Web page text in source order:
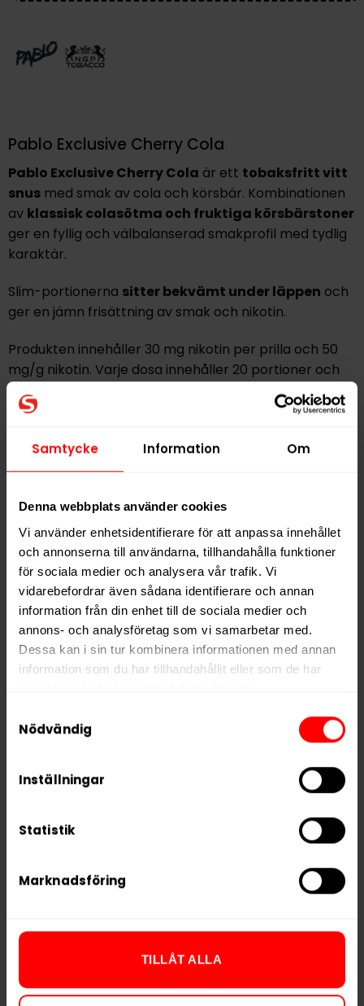
Samtycke Information Om
Denna webbplats använder cookies
Vi använder enhetsidentifierare för att anpassa innehållet
och annonserna till användarna, tillhandahålla funktioner
för sociala medier och analysera vår trafik. Vi
vidarebefordrar även sådana identifierare och annan
information från din enhet till de sociala medier och
annons- och analysföretag som vi samarbetar med.
Dessa kan i sin tur kombinera informationen med annan
information som du har tillhandahållit eller som de har
We work with
who may receive and
Nödvändig
Inställningar
Statistik
Marknadsföring
TILLÅT ALLA
Pablo Exclusive Cherry Cola
Pablo Exclusive Cherry Cola är ett tobaksfritt vitt
snusmed smak av cola och körsbär. Kombinationen
av klassisk colasötma och fruktiga körsbärstoner
ger en fyllig och välbalanserad smakprofil med tydlig
karaktär.
Slim-portionerna sitter bekvämt under läppen och
ger en jämn frisättning av smak och nikotin.
Produkten innehåller 30 mg nikotin per prilla och 50
mg/g nikotin. Varje dosa innehåller 20 portioner och
klassificeras som
Hitta alla produkter från
Pablo
Alla produkter med smaken
PRODUKTINFORMATION
Typ
Vitt Snus
Format
Slim
Styrka
Extra Stark
Nikotin per gram
50,0 mg/g
Vikt per dosa
Portioner per dosa
Varumärke
RELATERADE PRODUKTER